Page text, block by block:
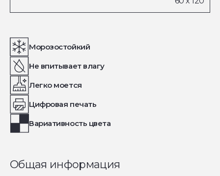
Морозостойкий
Не впитывает влагу
Легко моется
Цифровая печать
Вариативность цвета
Общая информация